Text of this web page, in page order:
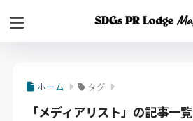
ホーム タグ
「メディアリスト」の記事一覧